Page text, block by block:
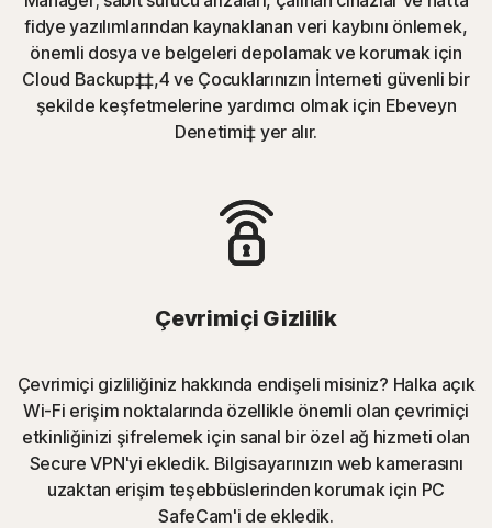
fidye yazılımlarından kaynaklanan veri kaybını önlemek,
önemli dosya ve belgeleri depolamak ve korumak için
Cloud Backup‡‡,4 ve Çocuklarınızın İnterneti güvenli bir
şekilde keşfetmelerine yardımcı olmak için Ebeveyn
Denetimi‡ yer alır.
Çevrimiçi Gizlilik
Çevrimiçi gizliliğiniz hakkında endişeli misiniz? Halka açık
Wi-Fi erişim noktalarında özellikle önemli olan çevrimiçi
etkinliğinizi şifrelemek için sanal bir özel ağ hizmeti olan
Secure VPN'yi ekledik. Bilgisayarınızın web kamerasını
uzaktan erişim teşebbüslerinden korumak için PC
SafeCam'i de ekledik.